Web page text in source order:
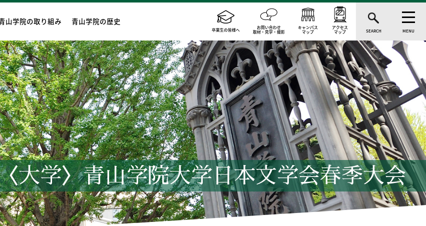
山学院の取り組み 青山学院の歴史
卒業生の皆様へ お問い合わせ
取材・見学・撮影
キャンパス
マップ
アクセス
マップ SEARCH MENU
大学〉青山学院大学日本文学会春季大会